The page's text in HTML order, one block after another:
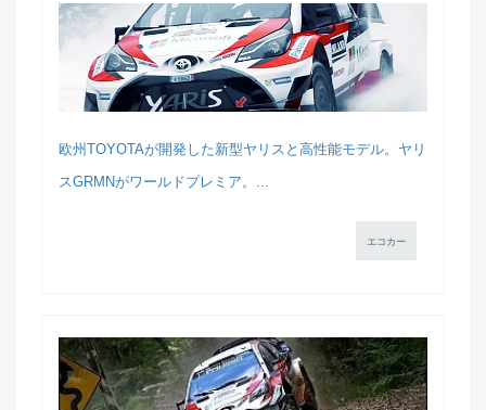
欧州TOYOTAが開発した新型ヤリスと高性能モデル。ヤリ
スGRMNがワールドプレミア。...
エコカー